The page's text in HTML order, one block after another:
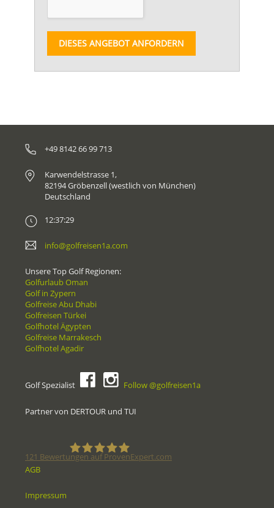
DIESES ANGEBOT ANFORDERN
+49 8142 66 99 713
Karwendelstrasse 1,
82194 Gröbenzell (westlich von München)
Deutschland
12:37:29
info@golfreisen1a.com
Unsere Top Golf Regionen:
Golfurlaub Oman
Golf in Zypern
Golfreise Abu Dhabi
Golfreisen Türkei
Golfhotel Ägypten
Golfreise Marrakesch
Golfhotel Agadir
Golf Spezialist Follow @golfreisen1a
Partner von DERTOUR und TUI
121 Bewertungen auf ProvenExpert.com
AGB
Impressum